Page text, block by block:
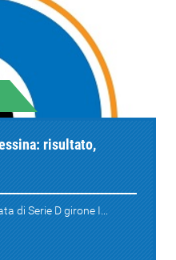
risultato,
di Serie D girone I...